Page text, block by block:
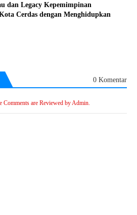
dan Legacy Kepemimpinan
Cerdas dengan Menghidupkan
0 Komentar
Comments are Reviewed by Admin.